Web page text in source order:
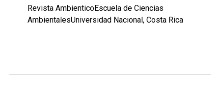
Revista AmbienticoEscuela de Ciencias
AmbientalesUniversidad Nacional, Costa Rica